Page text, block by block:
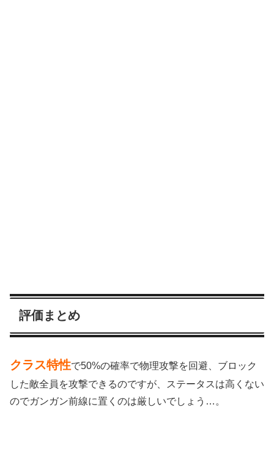
評価まとめ
クラス特性で50%の確率で物理攻撃を回避、ブロック
した敵全員を攻撃できるのですが、ステータスは高くない
のでガンガン前線に置くのは厳しいでしょう…。